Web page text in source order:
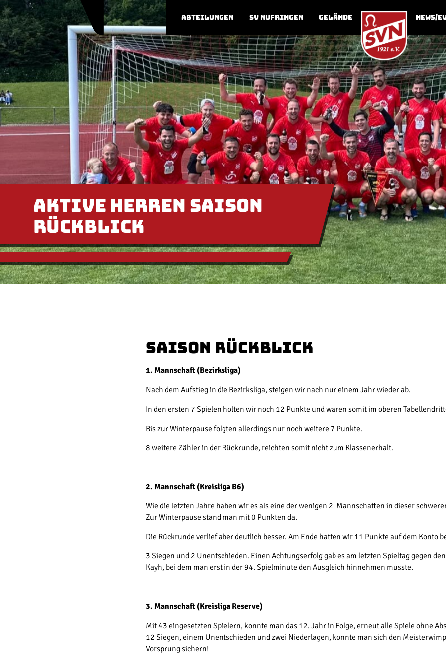
Abteilungen SV Nufringen Gelände News/
Aktive Herren Saison
Rückblick
Saison Rückblick
1. Mannschaft (Bezirksliga)
Nach dem Aufstieg in die Bezirksliga, steigen wir nach nur einem Jahr wieder ab.
In den ersten 7 Spielen holten wir noch 12 Punkte und waren somit im oberen
Bis zur Winterpause folgten allerdings nur noch weitere 7 Punkte.
8 weitere Zähler in der Rückrunde, reichten somit nicht zum Klassenerhalt.
2. Mannschaft (Kreisliga B6)
Wie die letzten Jahre haben wir es als eine der wenigen 2. Mannschaften in dieser
Zur Winterpause stand man mit 0 Punkten da.
Die Rückrunde verlief aber deutlich besser. Am Ende hatten wir 11 Punkte auf dem Konto
3 Siegen und 2 Unentschieden. Einen Achtungserfolg gab es am letzten Spieltag gegen
Kayh, bei dem man erst in der 94. Spielminute den Ausgleich hinnehmen musste.
3. Mannschaft (Kreisliga Reserve)
Mit 43 eingesetzten Spielern, konnte man das 12. Jahr in Folge, erneut alle Spiele ohne
12 Siegen, einem Unentschieden und zwei Niederlagen, konnte man sich den
Vorsprung sichern!